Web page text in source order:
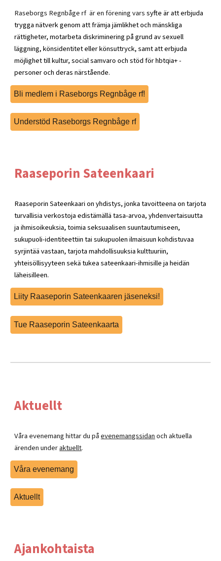
Raseborgs Regnbåge rf är en förening varssyfte är att erbjuda
trygga nätverk genom att främja jämlikhet och mänskliga
rättigheter, motarbeta diskriminering på grund av sexuell
läggning, könsidentitet eller könsuttryck, samt att erbjuda
möjlighet till kultur, social samvaro och stöd för hbtqia+ -
personer och deras närstående.
Bli medlem i Raseborgs Regnbåge rf!
Understöd Raseborgs Regnbåge rf
Raaseporin Sateenkaari
Raaseporin Sateenkaari on yhdistys, jonka tavoitteena on tarjota
turvallisia verkostoja edistämällä tasa-arvoa, yhdenvertaisuutta
ja ihmisoikeuksia, toimia seksuaalisen suuntautumiseen,
sukupuoli-identiteettiin tai sukupuolen ilmaisuun kohdistuvaa
syrjintää vastaan, tarjota mahdollisuuksia kulttuuriin,
yhteisöllisyyteen sekä tukea sateenkaari-ihmisille ja heidän
läheisilleen.
Liity Raaseporin Sateenkaaren jäseneksi!
Tue Raaseporin Sateenkaarta
Aktuellt
Våra evenemang hittar du påevenemangssidanoch aktuella
ärenden underaktuellt.
Våra evenemang
Aktuellt
Ajankohtaista